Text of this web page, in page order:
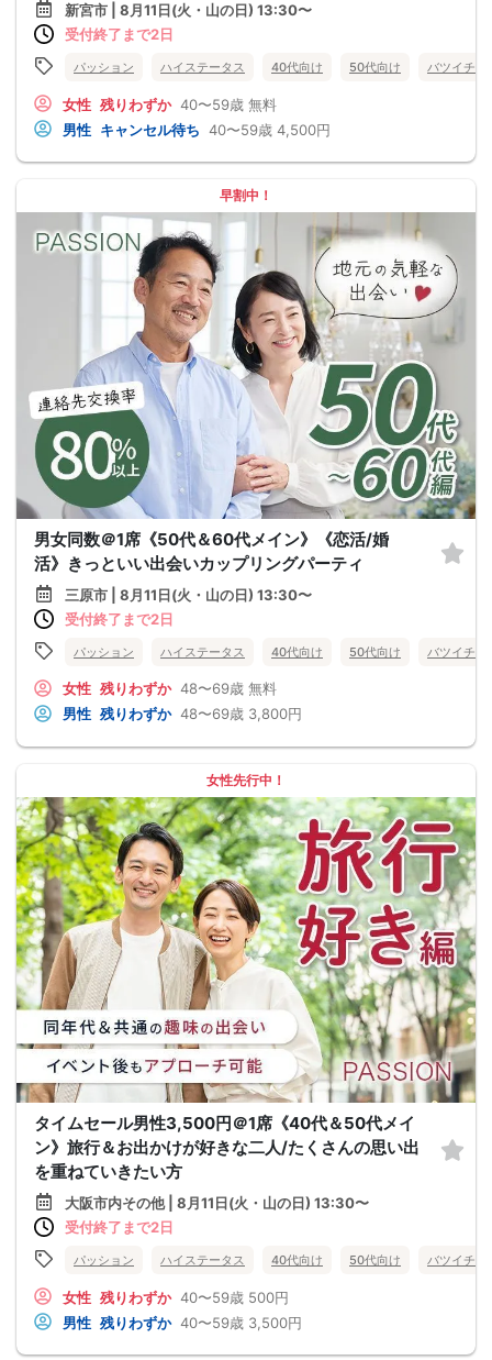
新宮市 | 8月11日(火・山の日) 13:30〜
受付終了まで2日
パッション ハイステータス 40代向け 50代向け バツイチ・
女性 残りわずか 40〜59歳 無料
男性 キャンセル待ち 40〜59歳 4,500円
早割中！
男女同数＠1席《50代＆60代メイン》《恋活/婚
活》きっといい出会いカップリングパーティ
三原市 | 8月11日(火・山の日) 13:30〜
受付終了まで2日
パッション ハイステータス 40代向け 50代向け バツイチ・
女性 残りわずか 48〜69歳 無料
男性 残りわずか 48〜69歳 3,800円
女性先行中！
タイムセール男性3,500円＠1席《40代＆50代メイ
ン》旅行＆お出かけが好きな二人/たくさんの思い出
を重ねていきたい方
大阪市内その他 | 8月11日(火・山の日) 13:30〜
受付終了まで2日
パッション ハイステータス 40代向け 50代向け バツイチ・
女性 残りわずか 40〜59歳 500円
男性 残りわずか 40〜59歳 3,500円